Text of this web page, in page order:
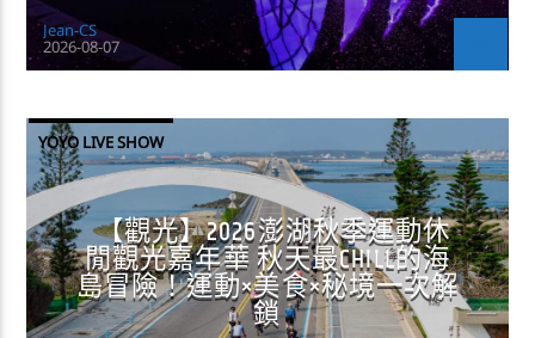
Jean-CS
2026-08-07
YOYO LIVE SHOW
【觀光】2026澎湖秋季運動休
閒觀光嘉年華 秋天最CHILL的海
島冒險！運動×美食×秘境一次解
鎖